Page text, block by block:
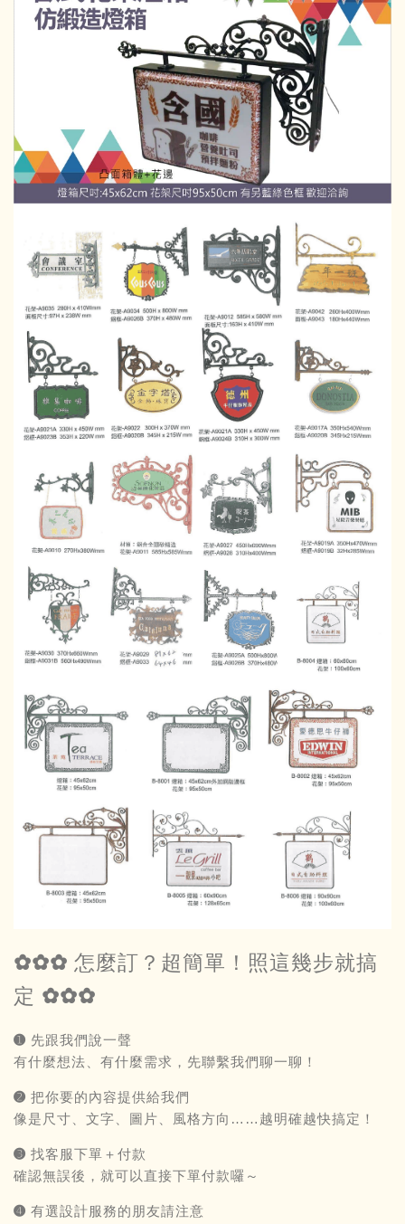
✿✿✿ 怎麼訂？超簡單！照這幾步就搞
定 ✿✿✿
➊ 先跟我們說一聲
有什麼想法、有什麼需求，先聯繫我們聊一聊！
➋ 把你要的內容提供給我們
像是尺寸、文字、圖片、風格方向……越明確越快搞定！
➌ 找客服下單＋付款
確認無誤後，就可以直接下單付款囉～
➍ 有選設計服務的朋友請注意